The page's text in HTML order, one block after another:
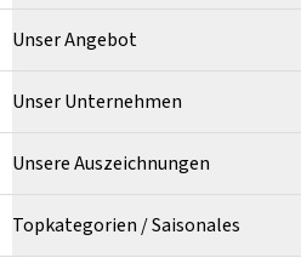
Unser Angebot
Unser Unternehmen
Unsere Auszeichnungen
Topkategorien / Saisonales